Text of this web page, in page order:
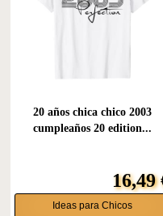
20 años chica chico 2003
cumpleaños 20 edition...
16,49
Ideas para Chicos